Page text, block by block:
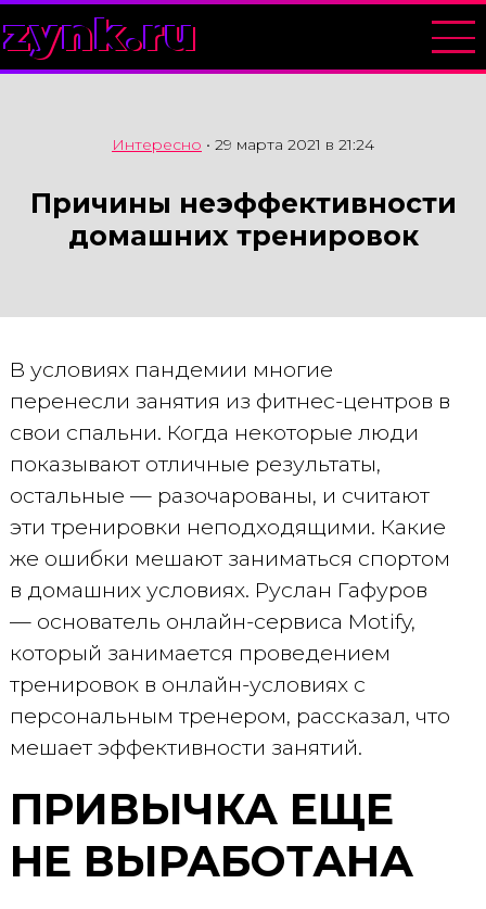
zynk.ru
Интересно • 29 марта 2021 в 21:24
Причины неэффективности
домашних тренировок
В условиях пандемии многие
перенесли занятия из фитнес-центров в
свои спальни. Когда некоторые люди
показывают отличные результаты,
остальные — разочарованы, и считают
эти тренировки неподходящими. Какие
же ошибки мешают заниматься спортом
в домашних условиях. Руслан Гафуров
— основатель онлайн-сервиса Motify,
который занимается проведением
тренировок в онлайн-условиях с
персональным тренером, рассказал, что
мешает эффективности занятий.
ПРИВЫЧКА ЕЩЕ
НЕ ВЫРАБОТАНА